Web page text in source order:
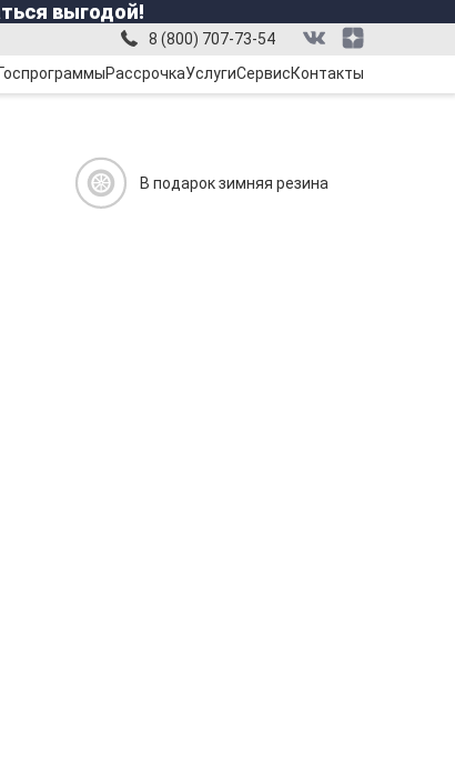
выгодой!
8 (800) 707-73-54
ГоспрограммыРассрочкаУслугиСервисКонтакты
В подарок зимняя резина